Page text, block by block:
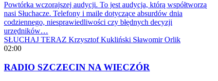
Powtórka wczorajszej audycji. To jest audycja, którą współtworzą
nasi Słuchacze. Telefony i maile dotyczące absurdów dnia
codziennego, niesprawiedliwości czy błędnych decyzji
urzędników…
SŁUCHAJ TERAZ Krzysztof Kukliński Sławomir Orlik
02:00
RADIO SZCZECIN NA WIECZÓR